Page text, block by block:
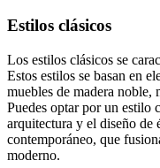
Estilos clásicos
Los estilos clásicos se
Estos estilos se basan en
muebles de madera noble,
Puedes optar por un estilo
arquitectura y el diseño de
contemporáneo, que
moderno.